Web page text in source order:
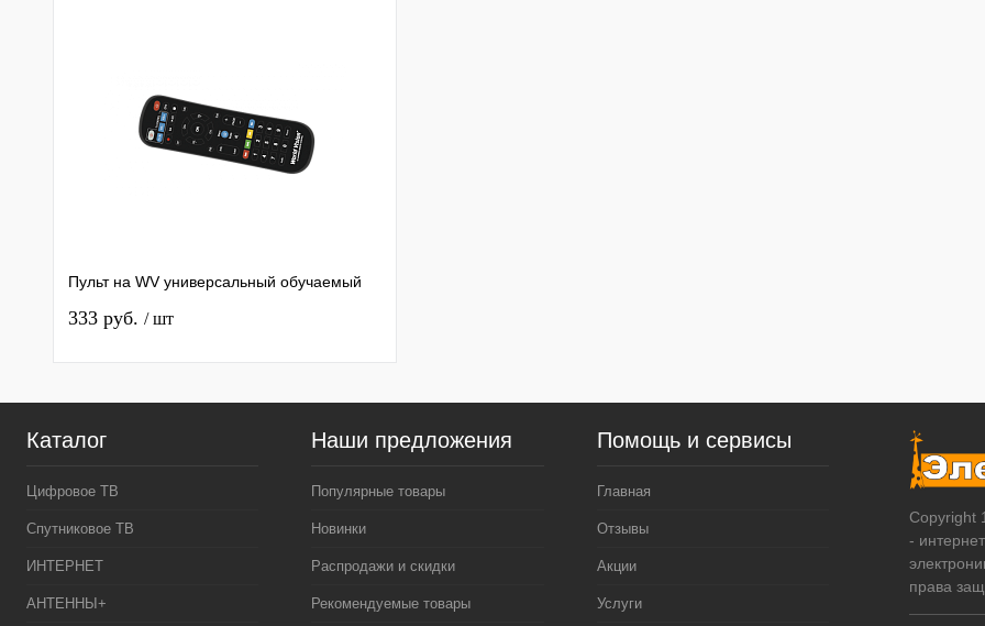
Пульт на WV универсальный обучаемый
333 руб. / шт
Каталог
Цифровое ТВ
Спутниковое ТВ
ИНТЕРНЕТ
АНТЕННЫ+
Наши предложения
Популярные товары
Новинки
Распродажи и скидки
Рекомендуемые товары
Помощь и сервисы
Главная
Отзывы
Акции
Услуги
Copyright
-
права